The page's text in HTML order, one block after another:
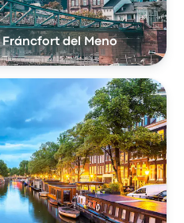
Fráncfort del Meno